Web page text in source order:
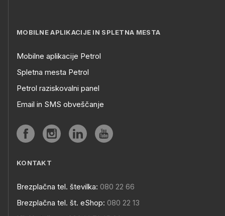
MOBILNE APLIKACIJE IN SPLETNA MESTA
Mobilne aplikacije Petrol
Spletna mesta Petrol
Petrol raziskovalni panel
Email in SMS obveščanje
KONTAKT
Brezplačna tel. številka: 080 22 66
Brezplačna tel. št. eShop: 080 22 13